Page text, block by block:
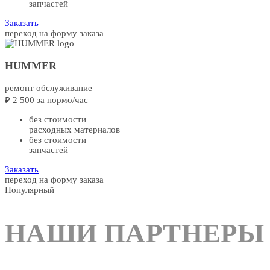
запчастей
Заказать
переход на форму заказа
HUMMER
ремонт обслуживание
₽ 2 500 за нормо/час
без стоимости
расходных материалов
без стоимости
запчастей
Заказать
переход на форму заказа
Популярный
НАШИ ПАРТНЕРЫ